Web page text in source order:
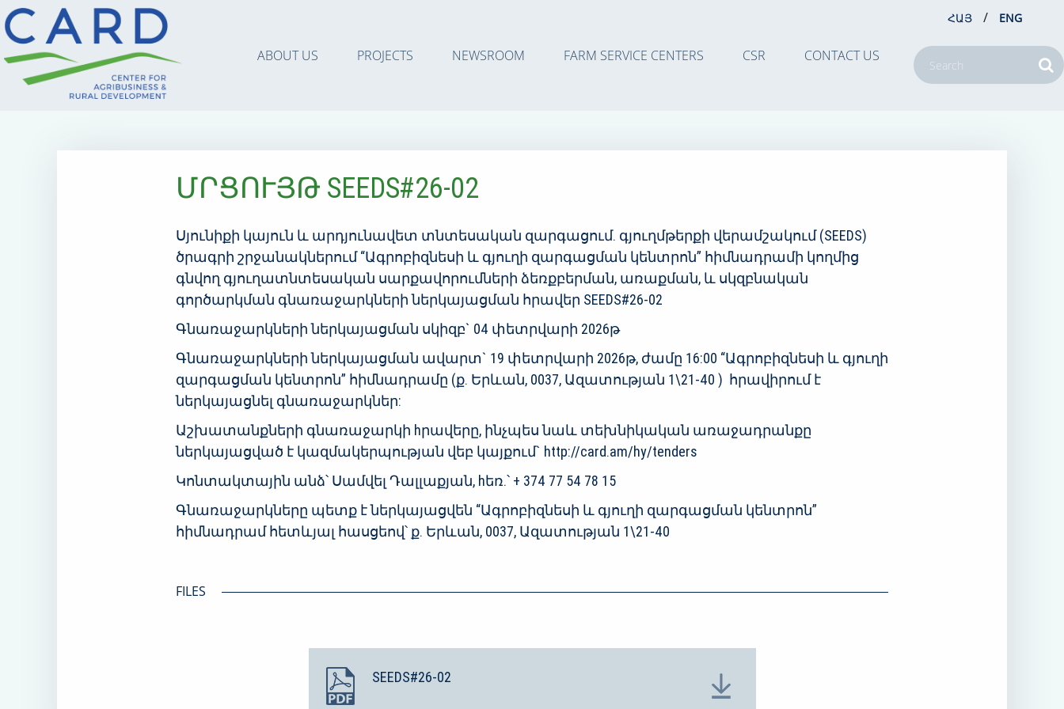
ՀԱՅ / ENG
ABOUT US PROJECTS NEWSROOM FARM SERVICE CENTERS CSR CONTACT US
ՄՐՑՈՒՅԹ SEEDS#26-02
Սյունիքի կայուն և արդյունավետ տնտեսական զարգացում. գյուղմթերքի վերամշակում (SEEDS)
ծրագրի շրջանակներում “Ագրոբիզնեսի և գյուղի զարգացման կենտրոն” հիմնադրամի կողմից
գնվող գյուղատնտեսական սարքավորումների ձեռքբերման, առաքման, և սկզբնական
գործարկման գնառաջարկների ներկայացման հրավեր SEEDS#26-02
Գնառաջարկների ներկայացման սկիզբ` 04 փետրվարի 2026թ
Գնառաջարկների ներկայացման ավարտ` 19 փետրվարի 2026թ, ժամը 16:00 “Ագրոբիզնեսի և գյուղի
զարգացման կենտրոն” հիմնադրամը (ք. Երևան, 0037, Ազատության 1\21-40 ) հրավիրում է
ներկայացնել գնառաջարկներ:
Աշխատանքների գնառաջարկի hրավերը, ինչպես նաև տեխնիկական առաջադրանքը
ներկայացված է կազմակերպության վեբ կայքում` http://card.am/hy/tenders
Կոնտակտային անձ՝ Սամվել Դալլաքյան, hեռ.՝ + 374 77 54 78 15
Գնառաջարկները պետք է ներկայացվեն “Ագրոբիզնեսի և գյուղի զարգացման կենտրոն”
հիմնադրամ հետևյալ հասցեով՝ ք. Երևան, 0037, Ազատության 1\21-40
FILES
SEEDS#26-02